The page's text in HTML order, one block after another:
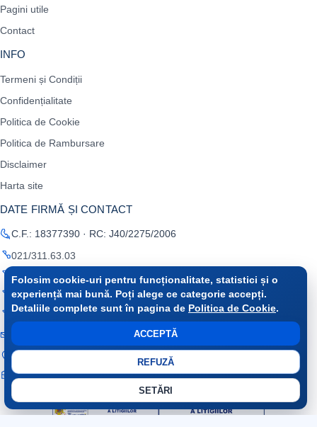
Folosim cookie-uri pentru funcționalitate, statistici și o
experiență mai bună. Poți alege ce categorie accepți.
Detaliile complete sunt în pagina de Politica de Cookie.
ACCEPTĂ
REFUZĂ
SETĂRI
Pagini utile
Contact
INFO
Termeni și Condiții
Confidențialitate
Politica de Cookie
Politica de Rambursare
Disclaimer
Harta site
DATE FIRMĂ ȘI CONTACT
C.F.: 18377390 · RC: J40/2275/2006
021/311.63.03
0722 675 316
0787 510 040
0723 163 926
București, Sector 2, Soseaua Colentina, nr. 2A
Cont trezorerie: RO69TREZ 7025069 XXX018 587 · Trezoreria
Sectorului 2